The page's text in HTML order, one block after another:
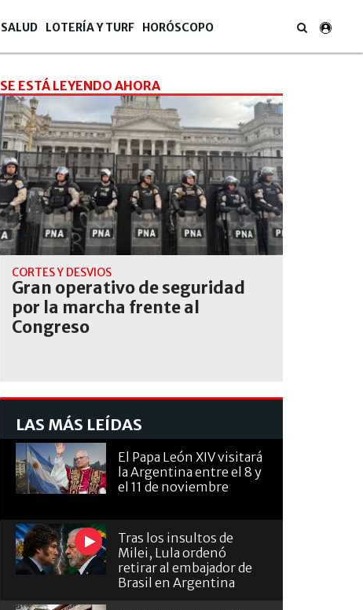
SALUD LOTERÍA Y TURF HORÓSCOPO
SE ESTÁ LEYENDO AHORA
CORTES Y DESVIOS
Gran operativo de seguridad
por la marcha frente al
Congreso
LAS MÁS LEÍDAS
El Papa León XIV visitará
la Argentina entre el 8 y
el 11 de noviembre
Tras los insultos de
Milei, Lula ordenó
retirar al embajador de
Brasil en Argentina